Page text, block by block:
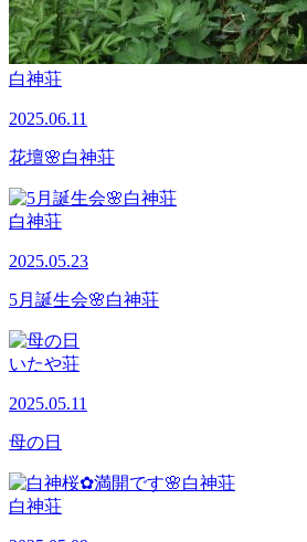
白神荘
2025.06.11
花壇🌸白神荘
白神荘
2025.05.23
5月誕生会🌸白神荘
いたや荘
2025.05.11
母の日
白神荘